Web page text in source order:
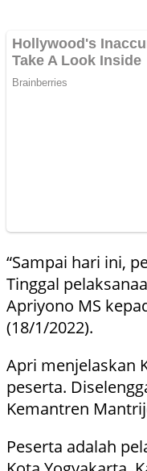
“Sampai hari ini,
Tinggal
Apriyono MS
(18/1/2022).
Apri menjelaskan
peserta.
Kemantren
Peserta adalah